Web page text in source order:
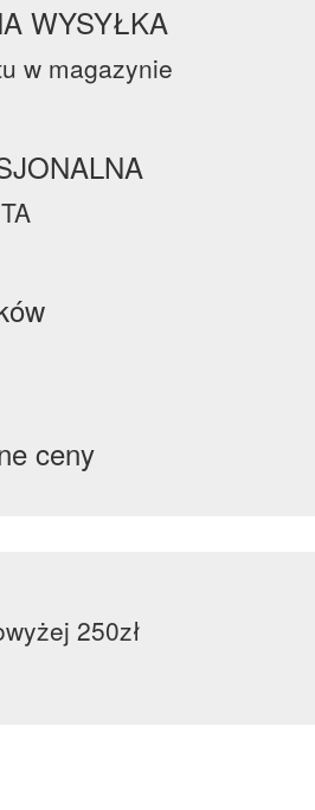
WYSYŁKA
w magazynie
ceny
250zł